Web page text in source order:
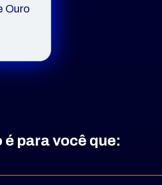
Ouro
é para você que: